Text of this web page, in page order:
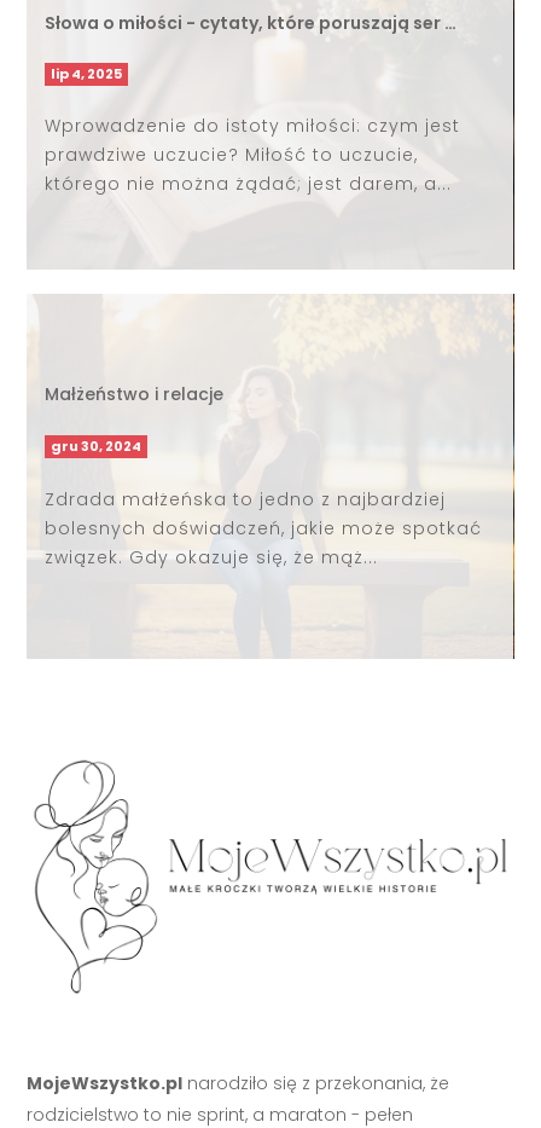
Słowa o miłości - cytaty, które poruszają ser …
lip 4, 2025
Wprowadzenie do istoty miłości: czym jest
prawdziwe uczucie? Miłość to uczucie,
którego nie można żądać; jest darem, a...
Małżeństwo i relacje
gru 30, 2024
Zdrada małżeńska to jedno z najbardziej
bolesnych doświadczeń, jakie może spotkać
związek. Gdy okazuje się, że mąż...
MojeWszystko.pl narodziło się z przekonania, że
rodzicielstwo to nie sprint, a maraton - pełen